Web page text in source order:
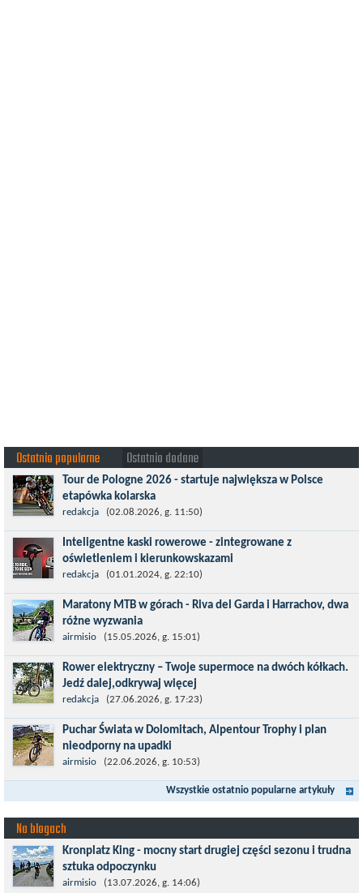
Ostatnio popularne Ostatnio dodane
Tour de Pologne 2026 - startuje największa w Polsce
etapówka kolarska
Tour de Pologne 2026 to jedno z najbardziej prestiżowych
wydarzeń sportowych w Polsce. wyścig zaliczany po raz 22. do
prestiżowego cyklu UCI World...
redakcja (02.08.2026, g. 11:50)
Inteligentne kaski rowerowe - zintegrowane z
oświetleniem i kierunkowskazami
Temat bezpieczeństwa jazdy wchodzi na nowy poziom. Do tej
pory kask było odpowiedzialny przede wszystkim za
bezpieczeństwo rowerzysty, ochronę...
redakcja (01.01.2024, g. 22:10)
Maratony MTB w górach - Riva del Garda i Harrachov, dwa
różne wyzwania
Maj to idealny czas, by z płaskich i szybkich wyścigów przejść do
znacznie bardziej ambitnych wyzwań, jakimi są górskie wyścigi
MTB....
airmisio (15.05.2026, g. 15:01)
Rower elektryczny – Twoje supermoce na dwóch kółkach.
Jedź dalej,odkrywaj więcej
Marzenia o dalekich podróżach bez ogromnego zmęczenia stają
się rzeczywistością dzięki nowoczesnym technologiom ukrytym
w jednośladach....
redakcja (27.06.2026, g. 17:23)
Puchar Świata w Dolomitach, Alpentour Trophy i plan
nieodporny na upadki
Czerwiec w moim planie oznaczał wejście w najbardziej
wymagający etap i cel pierwszej części sezonu: Puchar Świata w
maratonie MTB w Dolomitach...
airmisio (22.06.2026, g. 10:53)
Wszystkie ostatnio popularne artykuły
Na blogach
Kronplatz King - mocny start drugiej części sezonu i trudna
sztuka odpoczynku
Kronplatz King, epicki MTB Maraton z metą na 2275 m we
airmisio (13.07.2026, g. 14:06)